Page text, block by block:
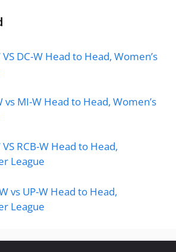
DC-W Head to Head, Women’s
vs MI-W Head to Head, Women’s
RCB-W Head to Head,
League
vs UP-W Head to Head,
League